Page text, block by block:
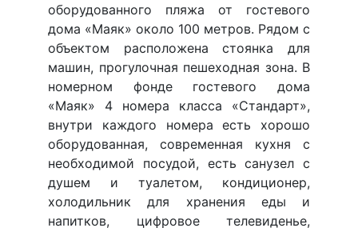
оборудованного пляжа от гостевого
дома «Маяк» около 100 метров. Рядом с
объектом расположена стоянка для
машин, прогулочная пешеходная зона. В
номерном фонде гостевого дома
«Маяк» 4 номера класса «Стандарт»,
внутри каждого номера есть хорошо
оборудованная, современная кухня с
необходимой посудой, есть санузел с
душем и туалетом, кондиционер,
холодильник для хранения еды и
напитков, цифровое телевиденье,